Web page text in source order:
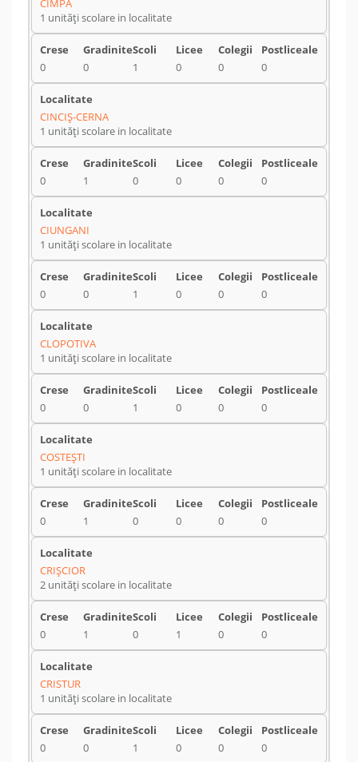
CIMPA
1 unități scolare in localitate
0 0 1 0 0 0
CINCIŞ-CERNA
1 unități scolare in localitate
0 1 0 0 0 0
CIUNGANI
1 unități scolare in localitate
0 0 1 0 0 0
CLOPOTIVA
1 unități scolare in localitate
0 0 1 0 0 0
COSTEŞTI
1 unități scolare in localitate
0 1 0 0 0 0
CRIŞCIOR
2 unități scolare in localitate
0 1 0 1 0 0
CRISTUR
1 unități scolare in localitate
0 0 1 0 0 0